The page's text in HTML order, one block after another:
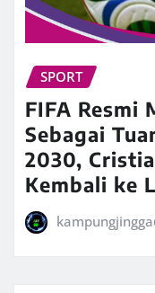
SPORT
FIFA Resmi
Sebagai
2030,
Kembali ke